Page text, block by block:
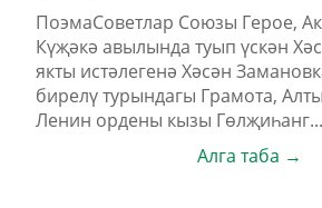
ПоэмаСоветлар Союзы Герое,
Күҗәкә авылында туып үскән
якты истәлегенә Хәсән
бирелү турындагы Грамота,
Ленин ордены кызы Гөлҗиһанг...
Алга таба →